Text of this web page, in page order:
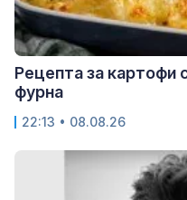
Рецепта за картофи
фурна
22:13 • 08.08.26